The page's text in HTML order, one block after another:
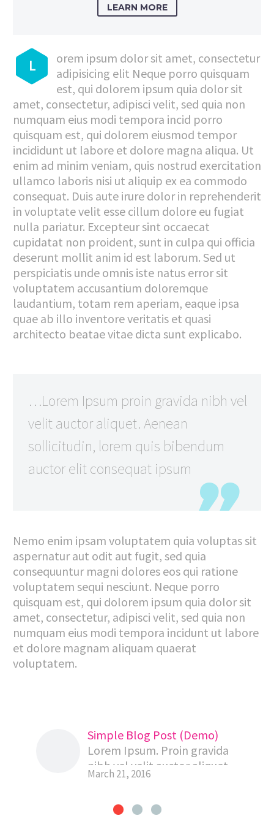
LEARN MORE
L
orem ipsum dolor sit amet, consectetur
adipisicing elit Neque porro quisquam
est, qui dolorem ipsum quia dolor sit
amet, consectetur, adipisci velit, sed quia non
numquam eius modi tempora incid porro
quisquam est, qui dolorem eiusmod tempor
incididunt ut labore et dolore magna aliqua. Ut
enim ad minim veniam, quis nostrud exercitation
ullamco laboris nisi ut aliquip ex ea commodo
consequat. Duis aute irure dolor in reprehenderit
in voluptate velit esse cillum dolore eu fugiat
nulla pariatur. Excepteur sint occaecat
cupidatat non proident, sunt in culpa qui officia
deserunt mollit anim id est laborum. Sed ut
perspiciatis unde omnis iste natus error sit
voluptatem accusantium doloremque
laudantium, totam rem aperiam, eaque ipsa
quae ab illo inventore veritatis et quasi
architecto beatae vitae dicta sunt explicabo.
…Lorem Ipsum proin gravida nibh vel
velit auctor aliquet. Aenean
sollicitudin, lorem quis bibendum
auctor elit consequat ipsum
Nemo enim ipsam voluptatem quia voluptas sit
aspernatur aut odit aut fugit, sed quia
consequuntur magni dolores eos qui ratione
voluptatem sequi nesciunt. Neque porro
quisquam est, qui dolorem ipsum quia dolor sit
amet, consectetur, adipisci velit, sed quia non
numquam eius modi tempora incidunt ut labore
et dolore magnam aliquam quaerat
voluptatem.
Simple Blog Post (Demo)
Lorem Ipsum. Proin gravida
nibh vel velit auctor aliquet.
Aenean sollicitudin, lorem
elit consequat ipsum, nec
March 21, 2016